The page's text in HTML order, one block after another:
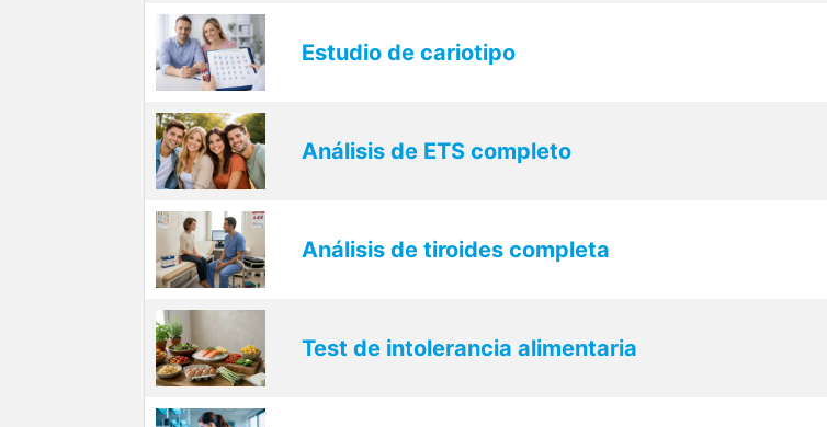
Estudio de cariotipo
Análisis de ETS completo
Análisis de tiroides completa
Test de intolerancia alimentaria